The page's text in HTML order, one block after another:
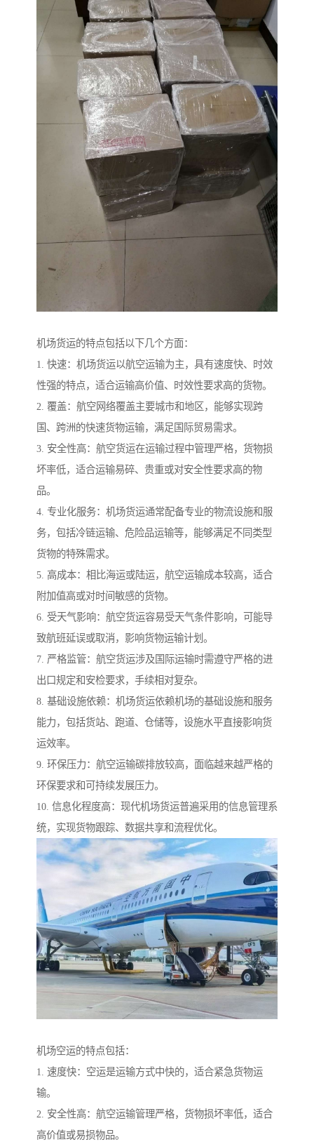
机场货运的特点包括以下几个方面：
1. 快速：机场货运以航空运输为主，具有速度快、时效
性强的特点，适合运输高价值、时效性要求高的货物。
2. 覆盖：航空网络覆盖主要城市和地区，能够实现跨
国、跨洲的快速货物运输，满足国际贸易需求。
3. 安全性高：航空货运在运输过程中管理严格，货物损
坏率低，适合运输易碎、贵重或对安全性要求高的物
品。
4. 专业化服务：机场货运通常配备专业的物流设施和服
务，包括冷链运输、危险品运输等，能够满足不同类型
货物的特殊需求。
5. 高成本：相比海运或陆运，航空运输成本较高，适合
附加值高或对时间敏感的货物。
6. 受天气影响：航空货运容易受天气条件影响，可能导
致航班延误或取消，影响货物运输计划。
7. 严格监管：航空货运涉及国际运输时需遵守严格的进
出口规定和安检要求，手续相对复杂。
8. 基础设施依赖：机场货运依赖机场的基础设施和服务
能力，包括货站、跑道、仓储等，设施水平直接影响货
运效率。
9. 环保压力：航空运输碳排放较高，面临越来越严格的
环保要求和可持续发展压力。
10. 信息化程度高：现代机场货运普遍采用的信息管理系
统，实现货物跟踪、数据共享和流程优化。
机场空运的特点包括：
1. 速度快：空运是运输方式中快的，适合紧急货物运
输。
2. 安全性高：航空运输管理严格，货物损坏率低，适合
高价值或易损物品。